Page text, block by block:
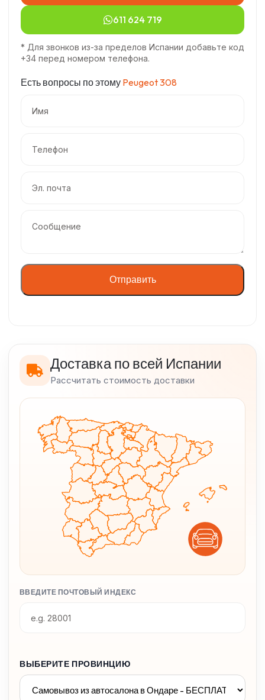
611 624 719
* Для звонков из-за пределов Испании добавьте код
+34 перед номером телефона.
Есть вопросы по этому Peugeot 308
Отправить
Доставка по всей Испании
Рассчитать стоимость доставки
ВВЕДИТЕ ПОЧТОВЫЙ ИНДЕКС
ВЫБЕРИТЕ ПРОВИНЦИЮ